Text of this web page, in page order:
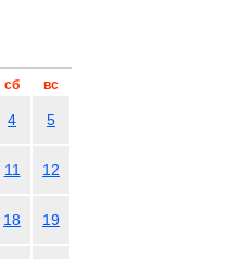
сб вс
4 5
11 12
18 19